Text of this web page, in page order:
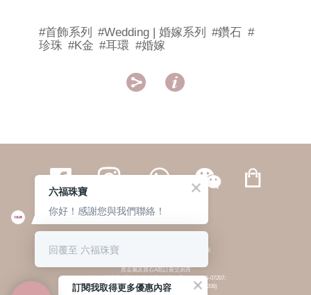
#首飾系列 #Wedding | 婚嫁系列 #鑽石 #
珍珠 #K金 #耳環 #婚嫁
 
繁體 | 簡体
© 六福集團 版權所有 不得轉載 私隱政策
貴金屬及寶石A類註冊交易商
(六福企業禮品(國際)有限公司-註冊號碼:A-B-24-05-07207;
六福電子商貿有限公司-註冊號碼:A-B-24-05-07206)
六福珠寶
你好！感謝您與我們聯絡！
回覆至 六福珠寶
訂閱我取得更多優惠內容